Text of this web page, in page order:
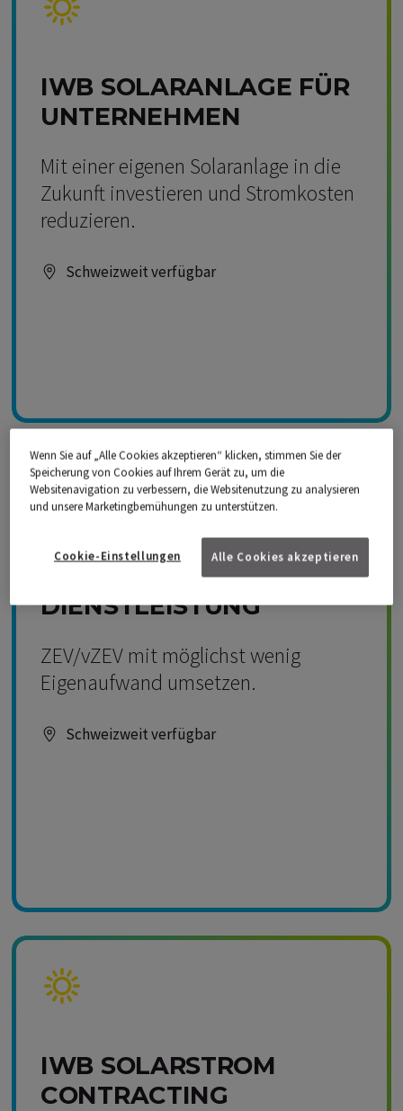
IWB SOLARANLAGE FÜR
UNTERNEHMEN
Mit einer eigenen Solaranlage in die
Zukunft investieren und Stromkosten
reduzieren.
Schweizweit verfügbar
Kompetenz Solar
IWB ZEV & VZEV
DIENSTLEISTUNG
ZEV/vZEV mit möglichst wenig
Eigenaufwand umsetzen.
Schweizweit verfügbar
Kompetenz Solar
IWB SOLARSTROM
CONTRACTING
Wenn Sie auf „Alle Cookies akzeptieren“ klicken, stimmen Sie der
Speicherung von Cookies auf Ihrem Gerät zu, um die
Websitenavigation zu verbessern, die Websitenutzung zu analysieren
und unsere Marketingbemühungen zu unterstützen.
Alle Cookies akzeptieren
Cookie-Einstellungen